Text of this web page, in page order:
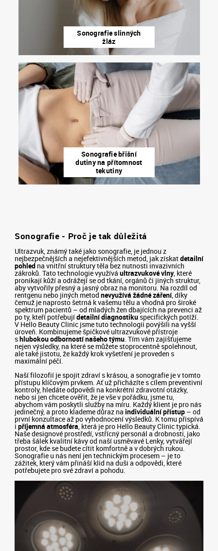
Sonografie slinných
žláz
Sonografie břišní
dutiny na přítomnost
tekutiny
Sonografie - Proč je tak důležitá
Ultrazvuk, známý také jako sonografie, je jednou z
nejbezpečnějších a nejefektivnějších metod, jak získatdetailní
pohled na vnitřní struktury těla bez nutnosti invazivních
zákroků. Tato technologie využívá ultrazvukové vlny, které
pronikají kůží a odrážejí se od tkání, orgánů či jiných struktur,
aby vytvořily přesný a jasný obraz na monitoru. Na rozdíl od
rentgenu nebo jiných metod nevyužívá žádné záření, díky
čemuž je naprosto šetrná k vašemu tělu a vhodná pro široké
spektrum pacientů – od mladých žen dbajících na prevenci až
po ty, kteří potřebujídetailní diagnostiku specifických potíží.
V Hello Beauty Clinic jsme tuto technologii povýšili na vyšší
úroveň. Kombinujeme špičkové ultrazvukové přístroje
shlubokou odborností našeho týmu. Tím vám zajišťujeme
nejen výsledky, na které se můžete stoprocentně spolehnout,
ale také jistotu, že každý krok vyšetření je proveden s
maximální péčí.
Naší filozofií je spojit zdraví s krásou, a sonografie je v tomto
přístupu klíčovým prvkem. Ať už přicházíte s cílem preventivní
kontroly, hledáte odpovědi na konkrétní zdravotní otázky,
nebo si jen chcete ověřit, že je vše v pořádku, jsme tu,
abychom vám poskytli služby na míru. Každý klient je pro nás
jedinečný, a proto klademe důraz na individuální přístup – od
první konzultace až po vyhodnocení výsledků. K tomu přispívá
i příjemná atmosféra, která je pro Hello Beauty Clinic typická.
Naše designové prostředí, vstřícný personál a drobnosti, jako
třeba šálek kvalitní kávy od naší usměvavé Lenky, vytvářejí
prostor, kde se budete cítit komfortně a v dobrých rukou.
Sonografie u nás není jen technickým procesem – je to
zážitek, který vám přináší klid na duši a odpovědi, které
potřebujete pro své zdraví a pohodu.